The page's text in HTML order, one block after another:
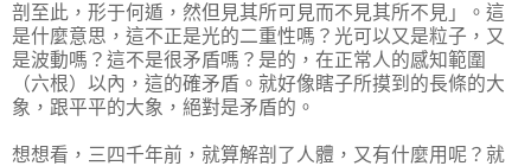
剖至此，形于何遁，然但見其所可見而不見其所不見」。這
是什麼意思，這不正是光的二重性嗎？光可以又是粒子，又
是波動嗎？這不是很矛盾嗎？是的，在正常人的感知範圍
（六根）以內，這的確矛盾。就好像瞎子所摸到的長條的大
象，跟平平的大象，絕對是矛盾的。
想想看，三四千年前，就算解剖了人體，又有什麼用呢？就